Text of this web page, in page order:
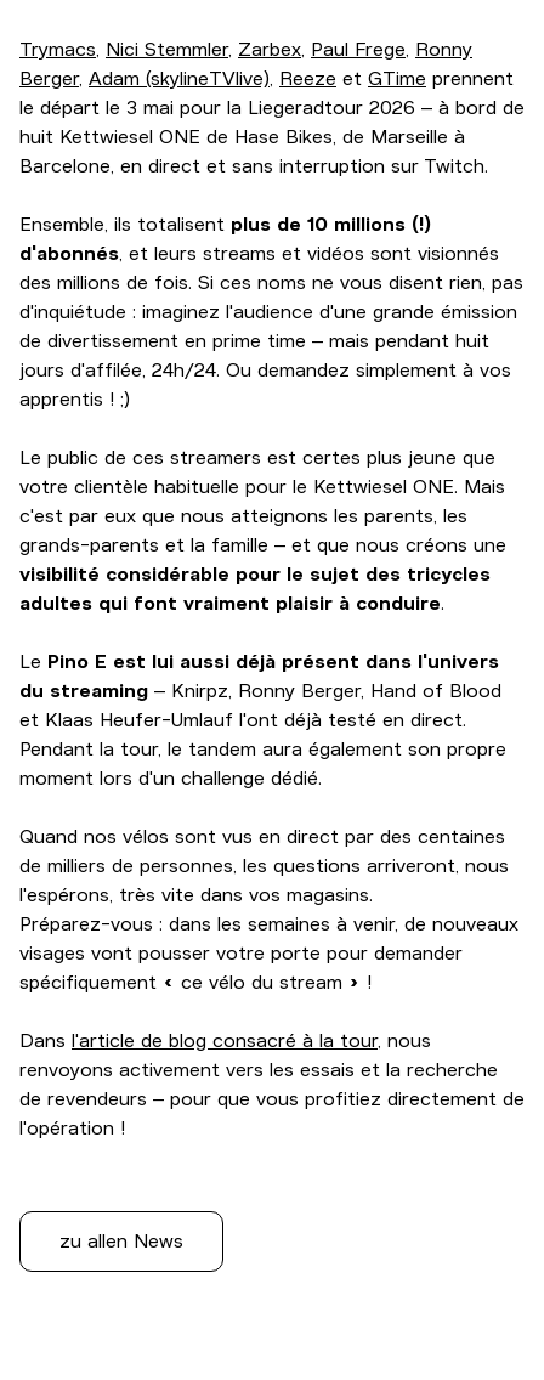
Trymacs, Nici Stemmler, Zarbex, Paul Frege, Ronny
Berger, Adam (skylineTVlive), Reeze et GTime prennent
le départ le 3 mai pour la Liegeradtour 2026 – à bord de
huit Kettwiesel ONE de Hase Bikes, de Marseille à
Barcelone, en direct et sans interruption sur Twitch.
Ensemble, ils totalisent plus de 10 millions (!)
d'abonnés, et leurs streams et vidéos sont visionnés
des millions de fois. Si ces noms ne vous disent rien, pas
d'inquiétude : imaginez l'audience d'une grande émission
de divertissement en prime time – mais pendant huit
jours d'affilée, 24h/24. Ou demandez simplement à vos
apprentis ! ;)
Le public de ces streamers est certes plus jeune que
votre clientèle habituelle pour le Kettwiesel ONE. Mais
c'est par eux que nous atteignons les parents, les
grands-parents et la famille – et que nous créons une
visibilité considérable pour le sujet des tricycles
adultes qui font vraiment plaisir à conduire.
Le Pino E est lui aussi déjà présent dans l'univers
du streaming – Knirpz, Ronny Berger, Hand of Blood
et Klaas Heufer-Umlauf l'ont déjà testé en direct.
Pendant la tour, le tandem aura également son propre
moment lors d'un challenge dédié.
Quand nos vélos sont vus en direct par des centaines
de milliers de personnes, les questions arriveront, nous
l'espérons, très vite dans vos magasins.
Préparez-vous : dans les semaines à venir, de nouveaux
visages vont pousser votre porte pour demander
spécifiquement « ce vélo du stream » !
Dans l'article de blog consacré à la tour, nous
renvoyons activement vers les essais et la recherche
de revendeurs – pour que vous profitiez directement de
l'opération !
zu allen News